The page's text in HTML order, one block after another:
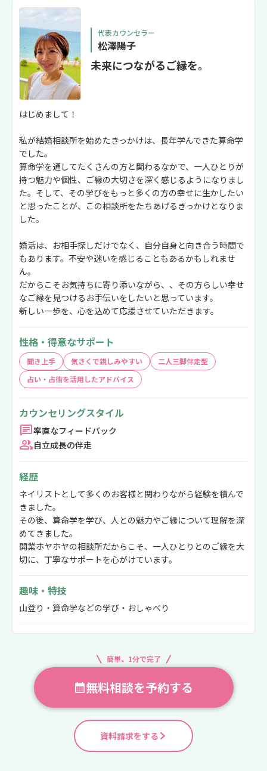
代表カウンセラー
松澤陽子
未来につながるご縁を。
はじめまして！
私が結婚相談所を始めたきっかけは、長年学んできた算命学
でした。
算命学を通してたくさんの方と関わるなかで、一人ひとりが
持つ魅力や個性、ご縁の大切さを深く感じるようになりまし
た。そして、その学びをもっと多くの方の幸せに生かしたい
と思ったことが、この相談所をたちあげるきっかけとなりま
した。
婚活は、お相手探しだけでなく、自分自身と向き合う時間で
もあります。不安や迷いを感じることもあるかもしれませ
ん。
だからこそお気持ちに寄り添いながら、、その方らしい幸せ
なご縁を見つけるお手伝いをしたいと思っています。
新しい一歩を、心を込めて応援させていただきます。
性格・得意なサポート
聞き上手 気さくで親しみやすい
二人三脚伴走型
占い・占術を活用したアドバイス
カウンセリングスタイル
率直なフィードバック
自立成長の伴走
経歴
ネイリストとして多くのお客様と関わりながら経験を積んで
きました。
その後、算命学を学び、人との魅力やご縁について理解を深
めてきました。
開業ホヤホヤの相談所だからこそ、一人ひとりとのご縁を大
切に、丁寧なサポートを心がけています。
趣味・特技
山登り・算命学などの学び・おしゃべり
簡単、1分で完了
無料相談を予約する
資料請求をする